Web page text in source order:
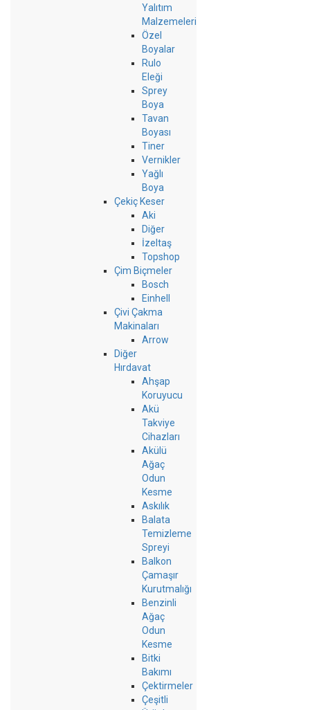
Yalıtım
Malzemeleri
Özel
Boyalar
Rulo
Eleği
Sprey
Boya
Tavan
Boyası
Tiner
Vernikler
Yağlı
Boya
Çekiç Keser
Aki
Diğer
İzeltaş
Topshop
Çim Biçmeler
Bosch
Einhell
Çivi Çakma
Makinaları
Arrow
Diğer
Hırdavat
Ahşap
Koruyucu
Akü
Takviye
Cihazları
Akülü
Ağaç
Odun
Kesme
Askılık
Balata
Temizleme
Spreyi
Balkon
Çamaşır
Kurutmalığı
Benzinli
Ağaç
Odun
Kesme
Bitki
Bakımı
Çektirmeler
Çeşitli